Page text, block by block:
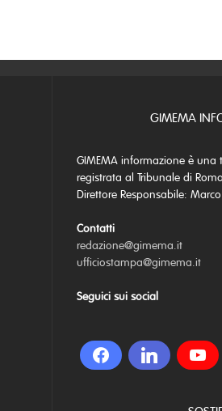
GIMEMA
GIMEMA informazione è una
registrata al Tribunale di
Direttore Responsabile:
Contatti
redazione@gimema.it
ufficiostampa@gimema.it
Seguici sui social